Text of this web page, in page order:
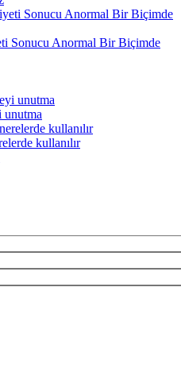
Sonucu Anormal Bir Biçimde
unutma
kullanılır